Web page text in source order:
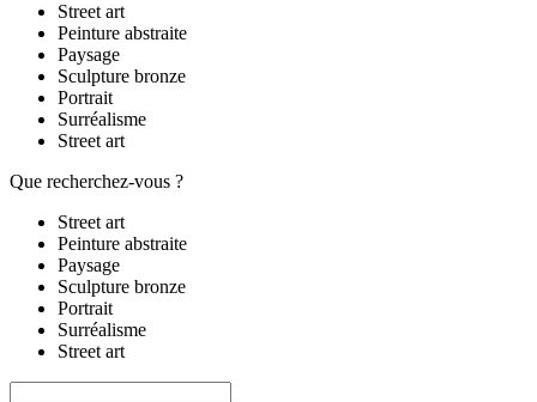
Street art
Peinture abstraite
Paysage
Sculpture bronze
Portrait
Surréalisme
Street art
Que recherchez-vous ?
Street art
Peinture abstraite
Paysage
Sculpture bronze
Portrait
Surréalisme
Street art